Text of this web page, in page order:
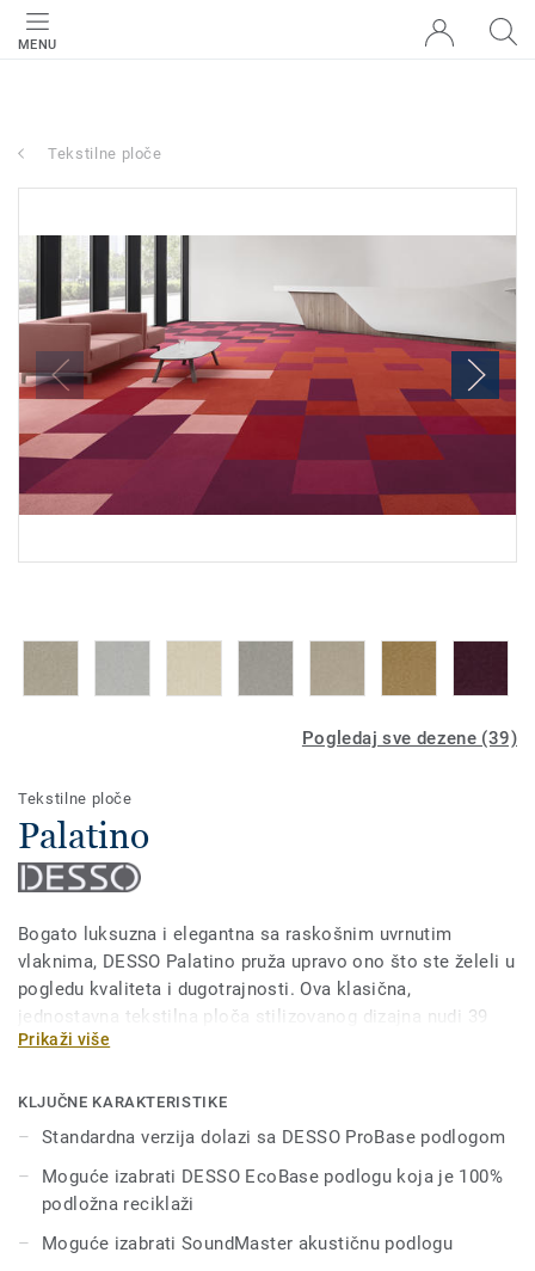
MENU
Tekstilne ploče
Pogledaj sve dezene (39)
Tekstilne ploče
Palatino
Bogato luksuzna i elegantna sa raskošnim uvrnutim
vlaknima, DESSO Palatino pruža upravo ono što ste želeli u
pogledu kvaliteta i dugotrajnosti. Ova klasična,
jednostavna tekstilna ploča stilizovanog dizajna nudi 39
upečatljivih i modernih kombinacija boja od antracita, sivih
ljubičaste. Pruža vam se neograničen broj mogućnosti za
kreiranje jedinstvenih i jarkih enterijera.
Prikaži više
KLJUČNE KARAKTERISTIKE
Standardna verzija dolazi sa DESSO ProBase podlogom
Moguće izabrati DESSO EcoBase podlogu koja je 100%
podložna reciklaži
Moguće izabrati SoundMaster akustičnu podlogu